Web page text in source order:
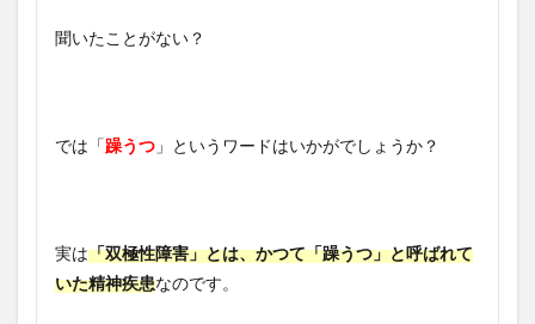
聞いたことがない？
では「躁うつ 」というワードはいかがでしょうか？
実は「双極性障害」とは、かつて「躁うつ」と呼ばれて
いた精神疾患なのです。